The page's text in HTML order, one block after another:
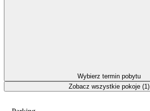
Wybierz termin pobytu
Zobacz wszystkie pokoje (1)